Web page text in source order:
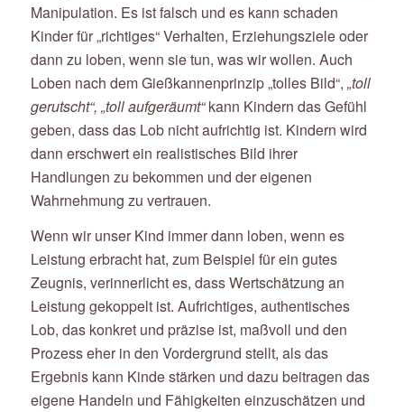
Manipulation. Es ist falsch und es kann schaden
Kinder für „richtiges“ Verhalten, Erziehungsziele oder
dann zu loben, wenn sie tun, was wir wollen. Auch
Loben nach dem Gießkannenprinzip „tolles Bild“, „toll
gerutscht“, „toll aufgeräumt“kann Kindern das Gefühl
geben, dass das Lob nicht aufrichtig ist. Kindern wird
dann erschwert ein realistisches Bild ihrer
Handlungen zu bekommen und der eigenen
Wahrnehmung zu vertrauen.
Wenn wir unser Kind immer dann loben, wenn es
Leistung erbracht hat, zum Beispiel für ein gutes
Zeugnis, verinnerlicht es, dass Wertschätzung an
Leistung gekoppelt ist. Aufrichtiges, authentisches
Lob, das konkret und präzise ist, maßvoll und den
Prozess eher in den Vordergrund stellt, als das
Ergebnis kann Kinde stärken und dazu beitragen das
eigene Handeln und Fähigkeiten einzuschätzen und